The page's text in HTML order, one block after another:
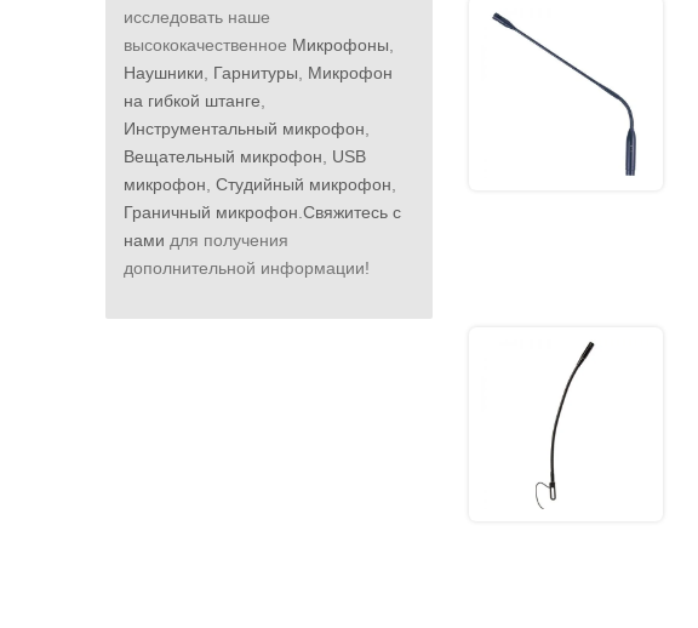
исследовать наше
высококачественное Микрофоны,
Наушники, Гарнитуры, Микрофон
на гибкой штанге,
Инструментальный микрофон,
Вещательный микрофон, USB
микрофон, Студийный микрофон,
Граничный микрофон.Свяжитесь с
нами для получения
дополнительной информации!